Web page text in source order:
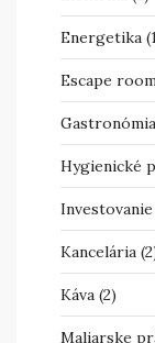
Energetika
Escape
Gastronómia
Hygienické
Investovanie
Kancelária
Káva (2)
Maliarske